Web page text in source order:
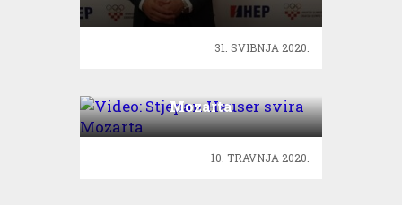
odgovorna
31. SVIBNJA 2020.
Mozarta
10. TRAVNJA 2020.